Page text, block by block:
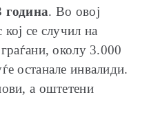
година. Во овој
кој се случил на
околу 3.000
останале инвалиди.
а оштетени